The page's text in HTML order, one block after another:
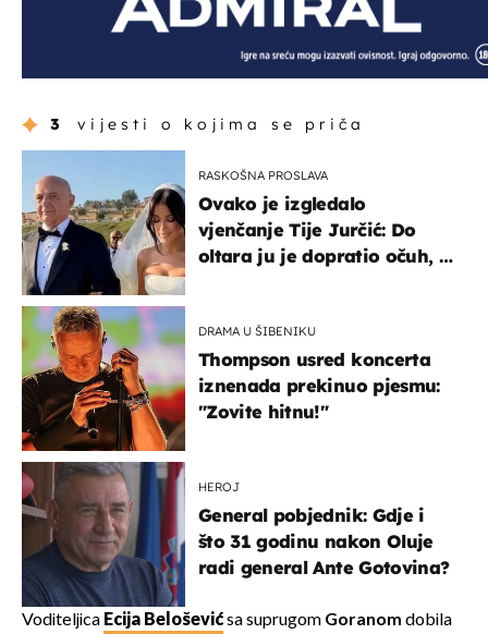
3 vijesti o kojima se priča
RASKOŠNA PROSLAVA
Ovako je izgledalo
vjenčanje Tije Jurčić: Do
oltara ju je dopratio očuh, a
DRAMA U ŠIBENIKU
Thompson usred koncerta
iznenada prekinuo pjesmu:
"Zovite hitnu!"
HEROJ
General pobjednik: Gdje i
što 31 godinu nakon Oluje
radi general Ante Gotovina?
Voditeljica Ecija Beloševićsa suprugom Goranom dobila